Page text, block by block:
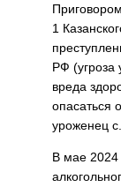
1
РФ (угроза
вреда
опасаться
уроженец
В мае 2024